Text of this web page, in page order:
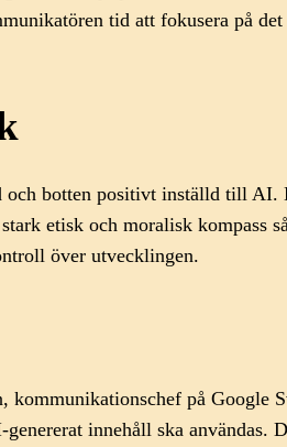
tid att fokusera på
botten positivt inställd till AI.
etisk och moralisk kompass
över utvecklingen.
på Google
innehåll ska